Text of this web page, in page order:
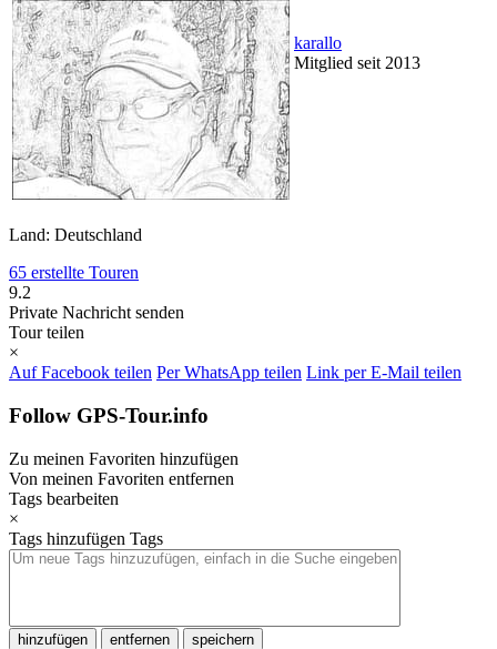
karallo
Mitglied seit 2013
Land: Deutschland
65 erstellte Touren
9.2
Private Nachricht senden
Tour teilen
×
Auf Facebook teilen Per WhatsApp teilen Link per E-Mail teilen
Follow GPS-Tour.info
Zu meinen Favoriten hinzufügen
Von meinen Favoriten entfernen
Tags bearbeiten
×
Tags hinzufügen Tags
hinzufügen entfernen speichern